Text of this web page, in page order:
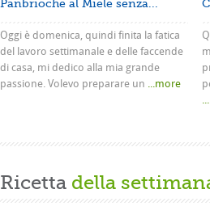
Panbrioche al Miele senza...
Oggi è domenica, quindi finita la fatica
del lavoro settimanale e delle faccende
di casa, mi dedico alla mia grande
passione. Volevo preparare un ...more
Ricetta della